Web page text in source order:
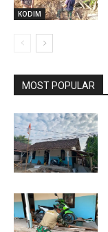
KODIM
MOST POPULAR